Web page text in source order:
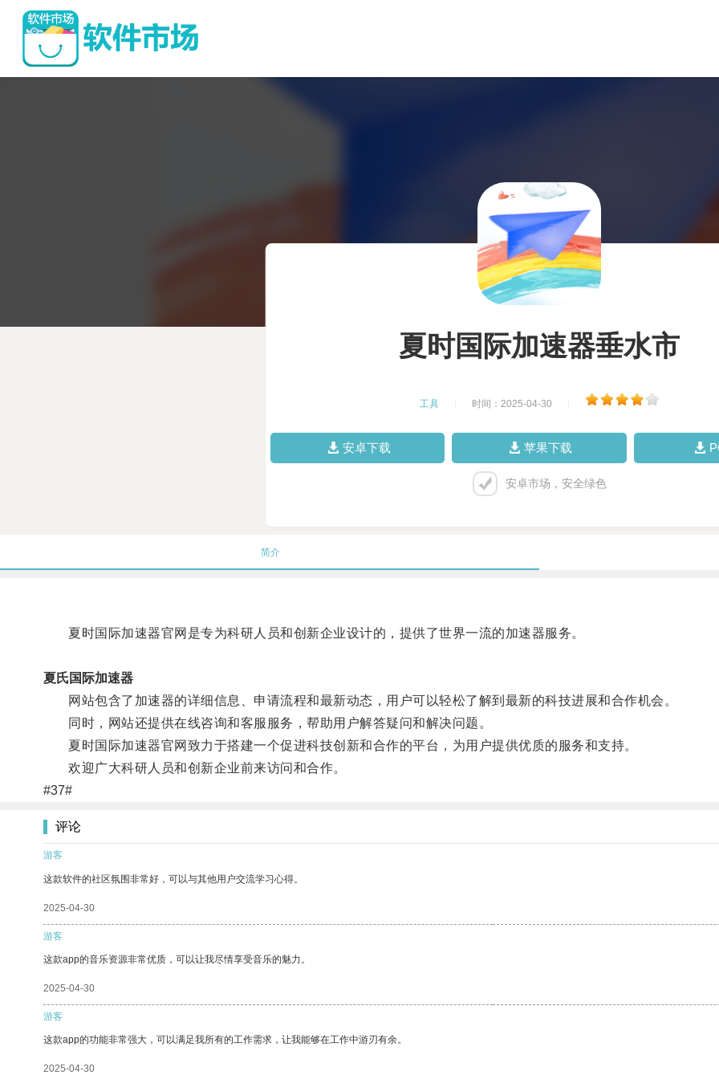
夏时国际加速器垂水市
工具 时间：2025-04-30
安卓下载 苹果下载
安卓市场，安全绿色
简介
夏时国际加速器官网是专为科研人员和创新企业设计的，提供了世界一流的加速器服务。
夏氏国际加速器
网站包含了加速器的详细信息、申请流程和最新动态，用户可以轻松了解到最新的科技进展和合作机会。
同时，网站还提供在线咨询和客服服务，帮助用户解答疑问和解决问题。
夏时国际加速器官网致力于搭建一个促进科技创新和合作的平台，为用户提供优质的服务和支持。
欢迎广大科研人员和创新企业前来访问和合作。
#37#
评论
游客
这款软件的社区氛围非常好，可以与其他用户交流学习心得。
2025-04-30
游客
这款app的音乐资源非常优质，可以让我尽情享受音乐的魅力。
2025-04-30
游客
这款app的功能非常强大，可以满足我所有的工作需求，让我能够在工作中游刃有余。
2025-04-30